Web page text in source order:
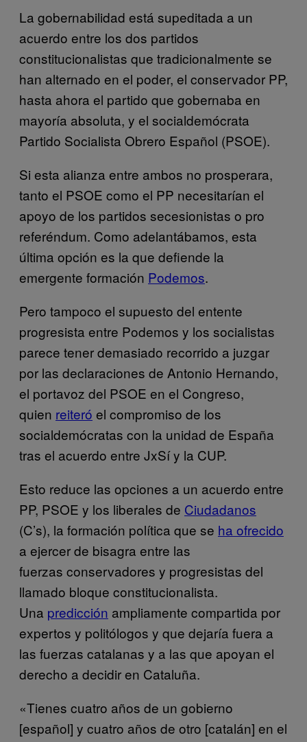
La gobernabilidad está supeditada a un
acuerdo entre los dos partidos
constitucionalistas que tradicionalmente se
han alternado en el poder, el conservador PP,
hasta ahora el partido que gobernaba en
mayoría absoluta, y el socialdemócrata
Partido Socialista Obrero Español (PSOE).
Si esta alianza entre ambos no prosperara,
tanto el PSOE como el PP necesitarían el
apoyo de los partidos secesionistas o pro
referéndum. Como adelantábamos, esta
última opción es la que defiende la
emergente formación Podemos.
Pero tampoco el supuesto del entente
progresista entre Podemos y los socialistas
parece tener demasiado recorrido a juzgar
por las declaraciones de Antonio Hernando,
el portavoz del PSOE en el Congreso,
quien reiteró el compromiso de los
socialdemócratas con la unidad de España
tras el acuerdo entre JxSí y la CUP.
Esto reduce las opciones a un acuerdo entre
PP, PSOE y los liberales de Ciudadanos
(C’s), la formación política que se ha ofrecido
a ejercer de bisagra entre las
fuerzas conservadores y progresistas del
llamado bloque constitucionalista.
Una predicción ampliamente compartida por
expertos y politólogos y que dejaría fuera a
las fuerzas catalanas y a las que apoyan el
derecho a decidir en Cataluña.
«Tienes cuatro años de un gobierno
[español] y cuatro años de otro [catalán] en el